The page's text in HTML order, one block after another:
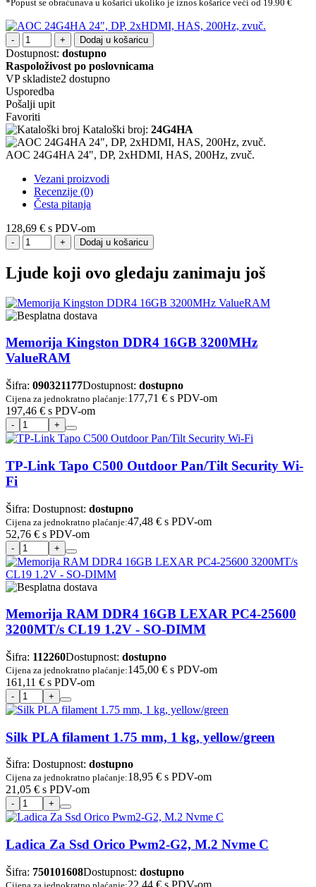
*Popust se obraćunava u košarici ukoliko je iznos košarice veći od 19.90 €
Dodaj u košaricu
Dostupnost: dostupno
Raspoloživost po poslovnicama
VP skladiste2 dostupno
Usporedba
Pošalji upit
Favoriti
Kataloški broj: 24G4HA
AOC 24G4HA 24", DP, 2xHDMI, HAS, 200Hz, zvuč.
Vezani proizvodi
Recenzije (0)
Česta pitanja
128,69 € s PDV-om
Dodaj u košaricu
Ljude koji ovo gledaju zanimaju još
Memorija Kingston DDR4 16GB 3200MHz
ValueRAM
Šifra: 090321177Dostupnost: dostupno
Cijena za jednokratno plaćanje:177,71 € s PDV-om
197,46 € s PDV-om
TP-Link Tapo C500 Outdoor Pan/Tilt Security Wi-
Fi
Šifra: Dostupnost: dostupno
Cijena za jednokratno plaćanje:47,48 € s PDV-om
52,76 € s PDV-om
Memorija RAM DDR4 16GB LEXAR PC4-25600
3200MT/s CL19 1.2V - SO-DIMM
Šifra: 112260Dostupnost: dostupno
Cijena za jednokratno plaćanje:145,00 € s PDV-om
161,11 € s PDV-om
Silk PLA filament 1.75 mm, 1 kg, yellow/green
Šifra: Dostupnost: dostupno
Cijena za jednokratno plaćanje:18,95 € s PDV-om
21,05 € s PDV-om
Ladica Za Ssd Orico Pwm2-G2, M.2 Nvme C
Šifra: 750101608Dostupnost: dostupno
22,44 € s PDV-om